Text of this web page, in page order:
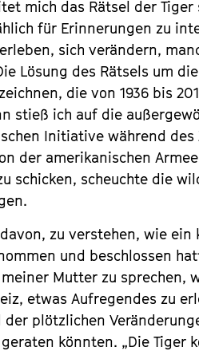
mich das Rätsel der
für Erinnerungen zu
sich verändern,
Lösung des Rätsels um
die von 1936 bis
stieß ich auf die
Initiative während des
der amerikanischen
schicken, scheuchte die
zu verstehen, wie
und beschlossen
Mutter zu sprechen,
etwas Aufregendes zu
der plötzlichen
könnten. „Die Tiger